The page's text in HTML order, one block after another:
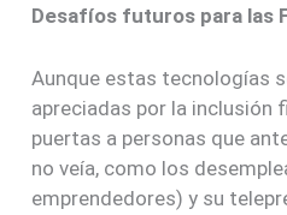
Desafíos futuros para las
Aunque estas tecnologías
apreciadas por la inclusión
puertas a personas que
no veía, como los
emprendedores) y su